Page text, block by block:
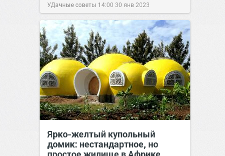
УДачные советы 14:00 30 янв 2023
Ярко-желтый купольный
домик: нестандартное, но